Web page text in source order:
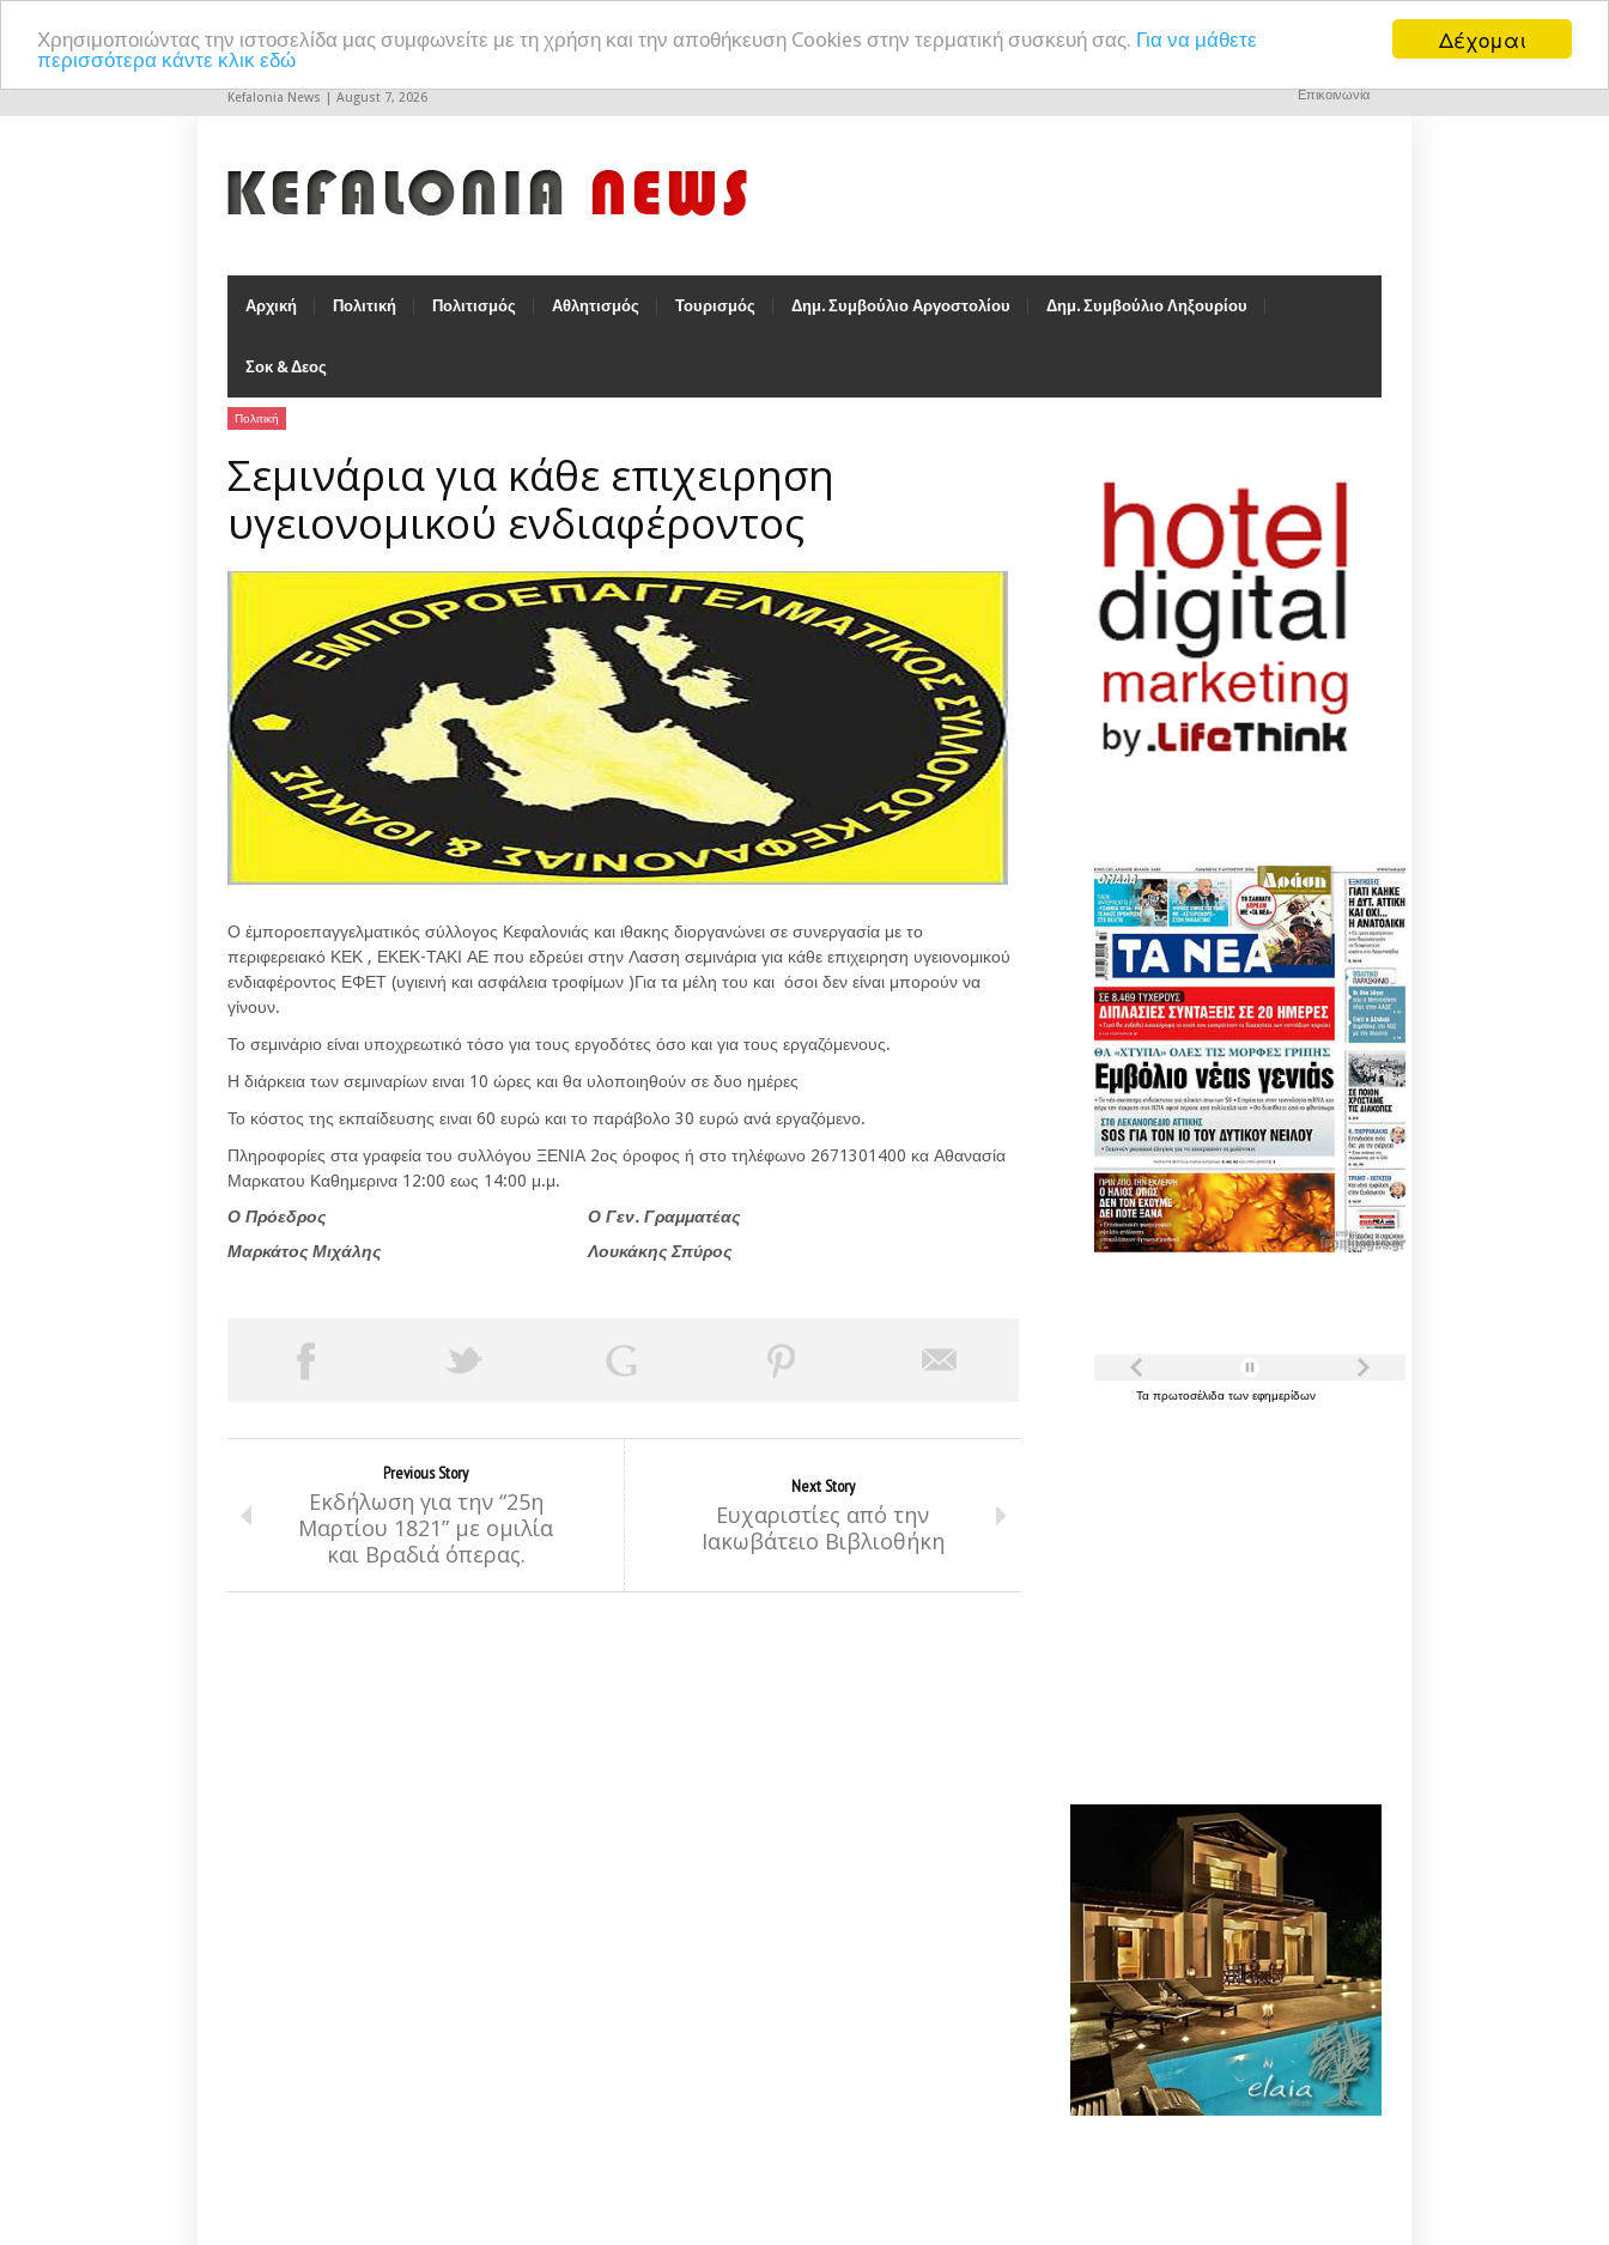
Δέχομαι
Χρησιμοποιώντας την ιστοσελίδα μας συμφωνείτε με τη χρήση και την αποθήκευση Cookies στην τερματική συσκευή σας. Για να μάθετε
περισσότερα κάντε κλικ εδώ
Kefalonia News | August 7, 2026 Επικοινωνία
Αρχική Πολιτική Πολιτισμός Αθλητισμός Τουρισμός Δημ. Συμβούλιο Αργοστολίου Δημ. Συμβούλιο Ληξουρίου
Σοκ & Δεος
Πολιτική
Σεμινάρια για κάθε επιχειρηση
υγειονομικού ενδιαφέροντος
Ο έμποροεπαγγελματικός σύλλογος Κεφαλονιάς και ιθακης διοργανώνει σε συνεργασία με το
περιφερειακό ΚΕΚ , ΕΚΕΚ-ΤΑΚΙ ΑΕ που εδρεύει στην Λασση σεμινάρια για κάθε επιχειρηση υγειονομικού
ενδιαφέροντος ΕΦΕΤ (υγιεινή και ασφάλεια τροφίμων )Για τα μέλη του και όσοι δεν είναι μπορούν να
γίνουν.
Το σεμινάριο είναι υποχρεωτικό τόσο για τους εργοδότες όσο και για τους εργαζόμενους.
Η διάρκεια των σεμιναρίων ειναι 10 ώρες και θα υλοποιηθούν σε δυο ημέρες
Το κόστος της εκπαίδευσης ειναι 60 ευρώ και το παράβολο 30 ευρώ ανά εργαζόμενο.
Πληροφορίες στα γραφεία του συλλόγου ΞΕΝΙΑ 2ος όροφος ή στο τηλέφωνο 2671301400 κα Αθανασία
Μαρκατου Καθημερινα 12:00 εως 14:00 μ.μ.
Ο Πρόεδρος
Μαρκάτος Μιχάλης
Ο Γεν. Γραμματέας
Λουκάκης Σπύρος
Previous Story
Εκδήλωση για την “25η
Μαρτίου 1821” με ομιλία
και Βραδιά όπερας.
Next Story
Ευχαριστίες από την
Ιακωβάτειο Βιβλιοθήκη
Τα πρωτοσέλιδα των εφημερίδων